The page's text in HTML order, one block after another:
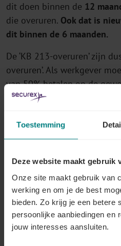
Toestemming
Deze website maakt gebruik
Onze site maakt gebruik van
werking en om je de best
bieden. Zo krijg je een betere
persoonlijke aanbiedingen en
jouw interesses aansluiten.
dit doen binnen de 12
die overuren. Ook dat is
dit binnen de 6 maanden.
De ‘KB 213-overuren’ zijn
overuren’. Als werkgever
van 50% betalen op de
bovendien laten inhalen
Keuze 1:
Overloontoeslag? Geen
Inhaalrust? Ja.Op het